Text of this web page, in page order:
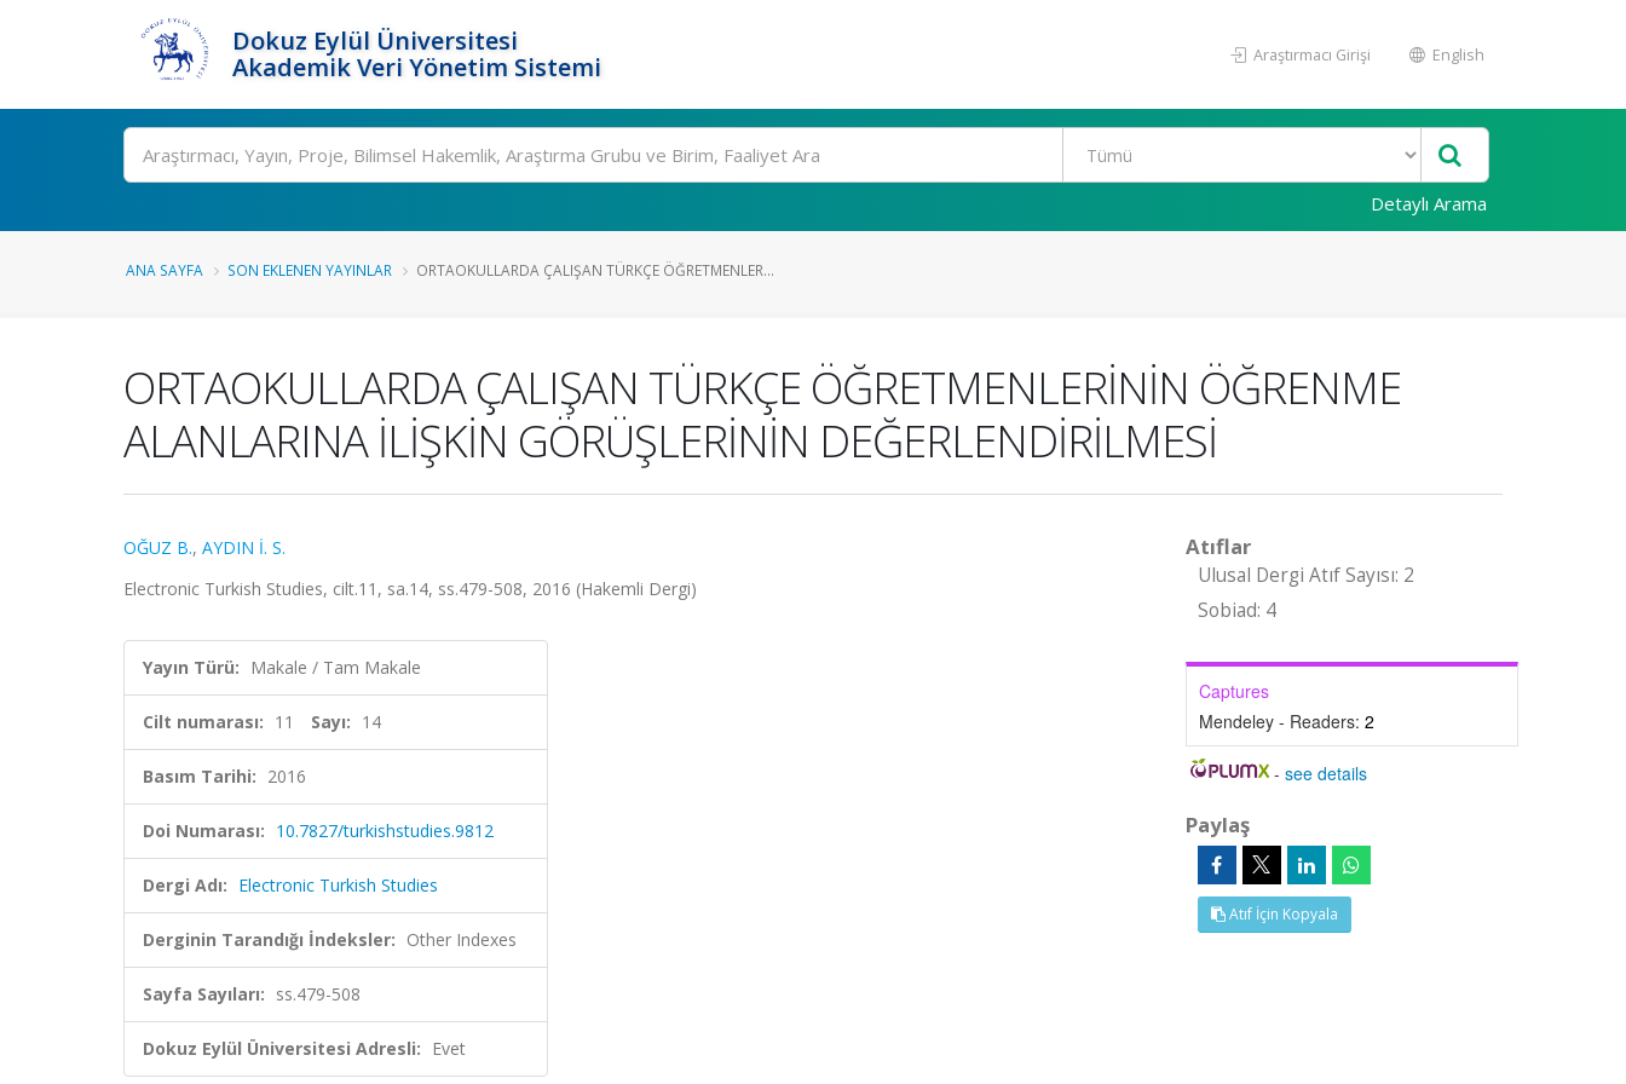
Dokuz Eylül Üniversitesi
Akademik Veri Yönetim Sistemi
Araştırmacı Girişi English
Ara
Detaylı Arama
ANA SAYFA SON EKLENEN YAYINLAR ORTAOKULLARDA ÇALIŞAN TÜRKÇE ÖĞRETMENLER...
ORTAOKULLARDA ÇALIŞAN TÜRKÇE ÖĞRETMENLERİNİN ÖĞRENME
ALANLARINA İLİŞKİN GÖRÜŞLERİNİN DEĞERLENDİRİLMESİ
OĞUZ B., AYDIN İ. S.
Electronic Turkish Studies, cilt.11, sa.14, ss.479-508, 2016 (Hakemli Dergi)
Yayın Türü: Makale / Tam Makale
Cilt numarası: 11 Sayı: 14
Basım Tarihi: 2016
Doi Numarası: 10.7827/turkishstudies.9812
Dergi Adı: Electronic Turkish Studies
Derginin Tarandığı İndeksler: Other Indexes
Sayfa Sayıları: ss.479-508
Dokuz Eylül Üniversitesi Adresli: Evet
Atıflar
Ulusal Dergi Atıf Sayısı: 2
Sobiad: 4
Captures
Mendeley - Readers: 2
-see details
Paylaş
Atıf İçin Kopyala